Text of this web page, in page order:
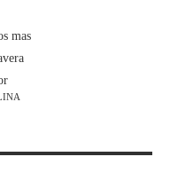
mas